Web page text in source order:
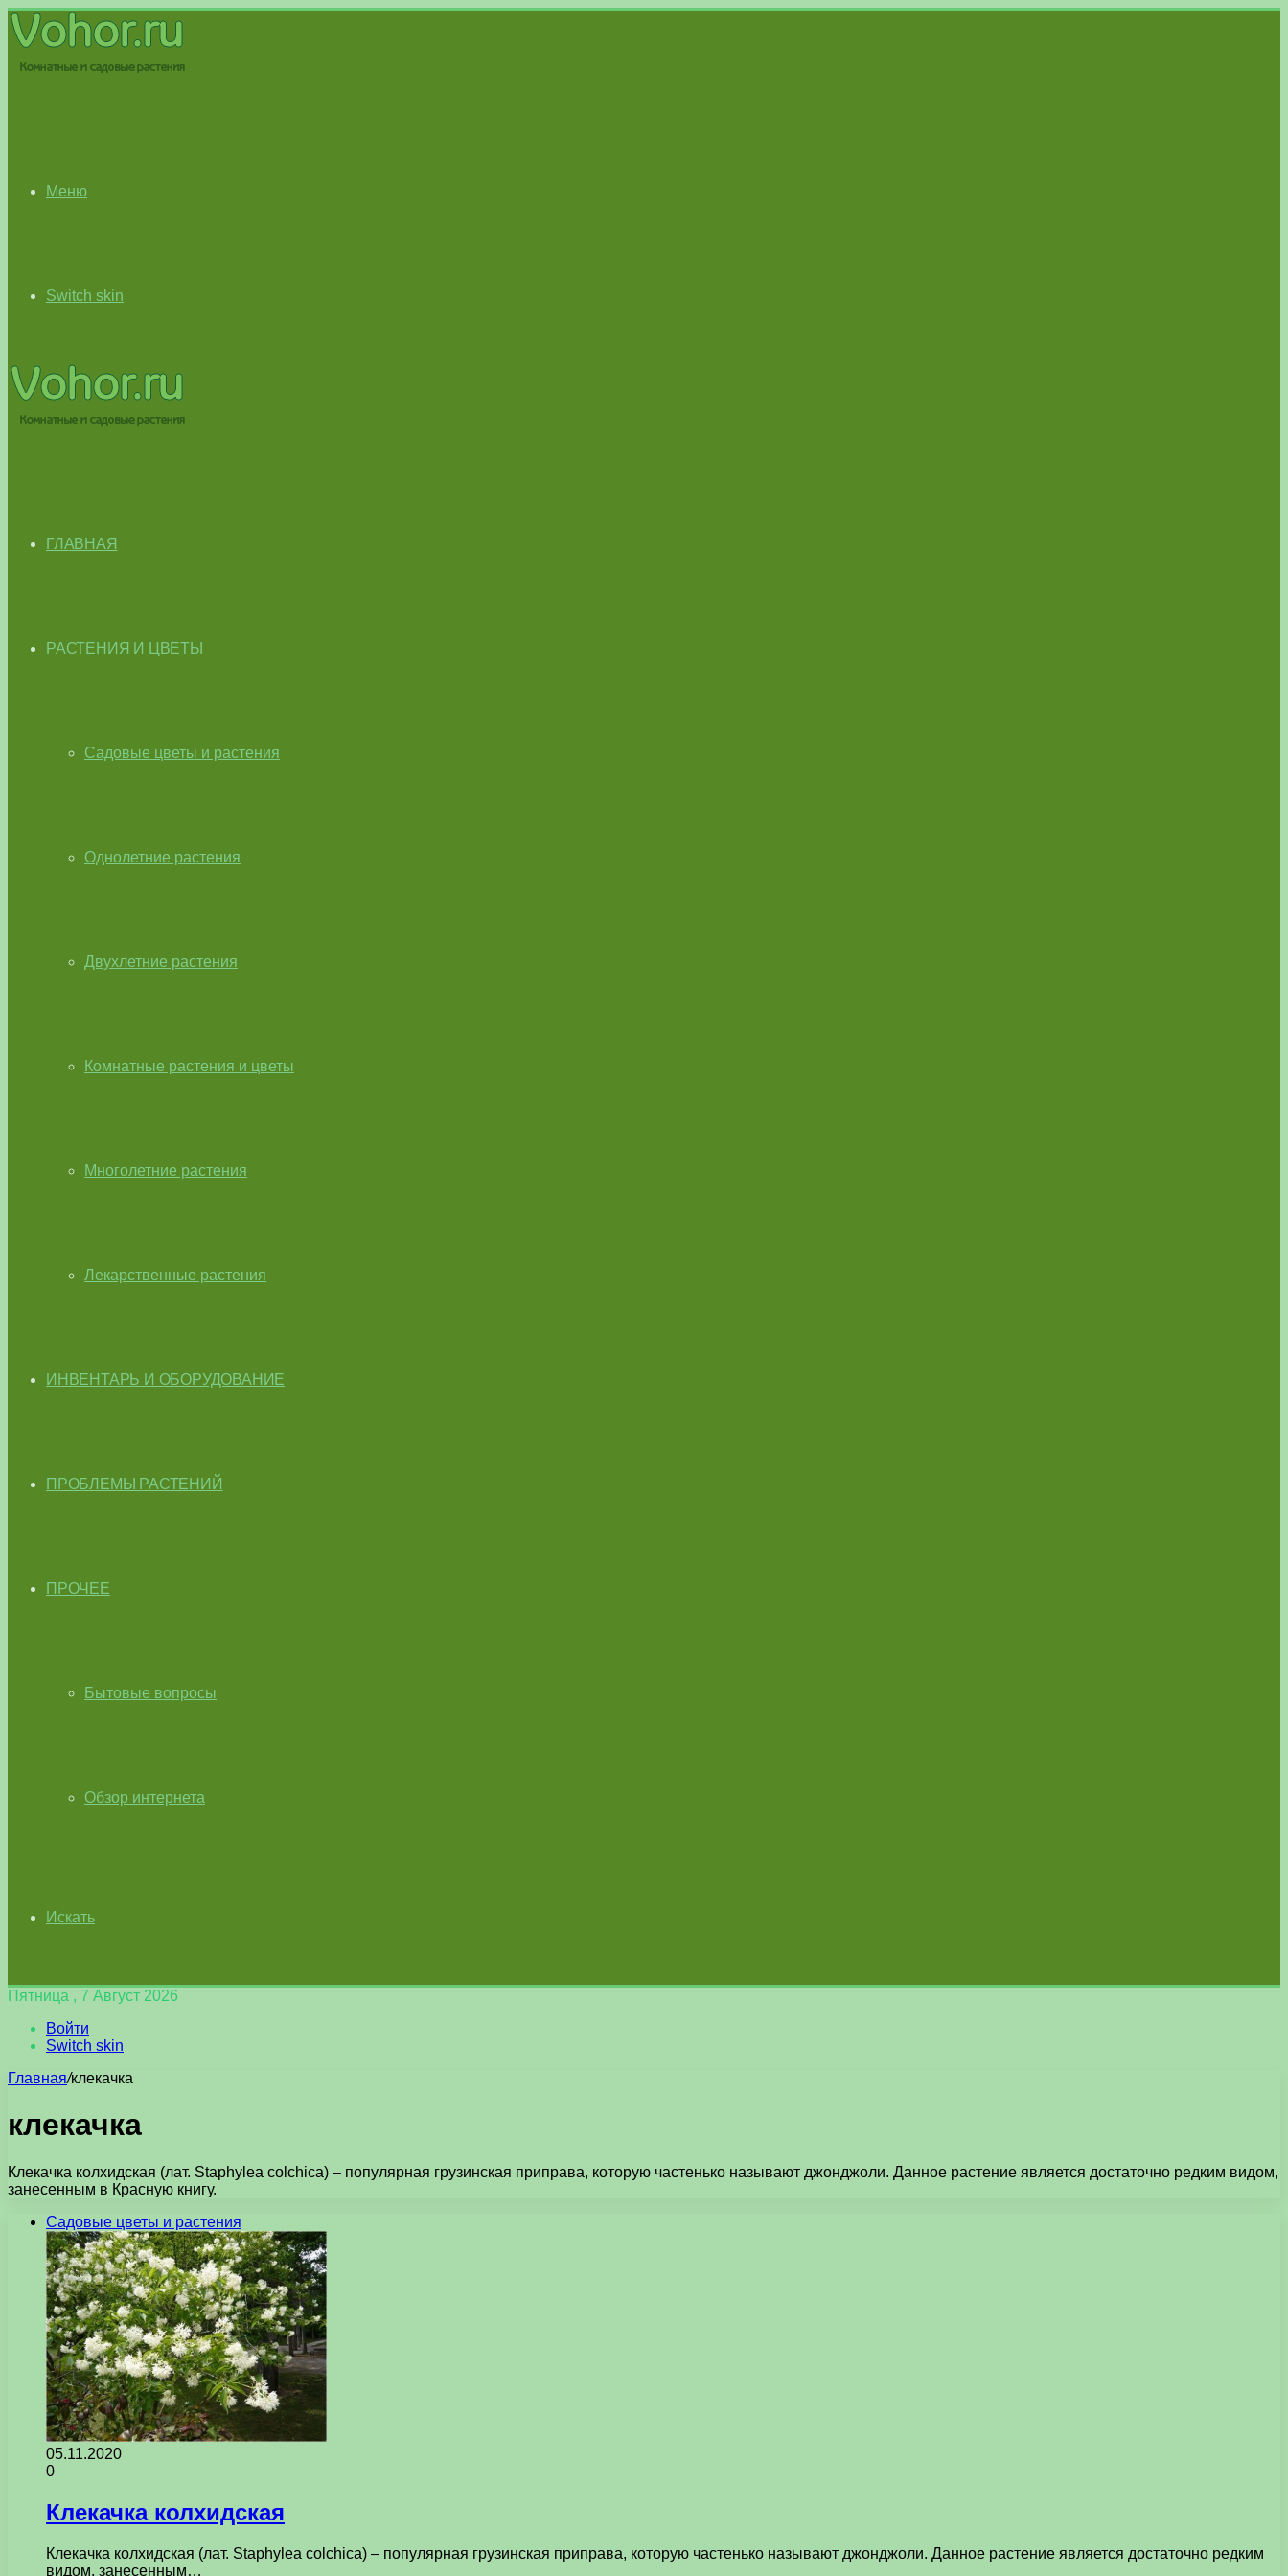
Меню
Switch skin
ГЛАВНАЯ
РАСТЕНИЯ И ЦВЕТЫ
Садовые цветы и растения
Однолетние растения
Двухлетние растения
Комнатные растения и цветы
Многолетние растения
Лекарственные растения
ИНВЕНТАРЬ И ОБОРУДОВАНИЕ
ПРОБЛЕМЫ РАСТЕНИЙ
ПРОЧЕЕ
Бытовые вопросы
Обзор интернета
Искать
Пятница , 7 Август 2026
Войти
Switch skin
Главная/клекачка
клекачка
Клекачка колхидская (лат. Staphylea colchica) – популярная грузинская приправа, которую частенько называют джонджоли. Данное растение является достаточно редким видом,
занесенным в Красную книгу.
Садовые цветы и растения
05.11.2020
0
Клекачка колхидская
Клекачка колхидская (лат. Staphylea colchica) – популярная грузинская приправа, которую частенько называют джонджоли. Данное растение является достаточно редким
видом, занесенным…